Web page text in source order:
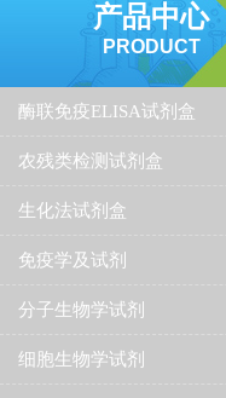
产品中心
PRODUCT
酶联免疫ELISA试剂盒
农残类检测试剂盒
生化法试剂盒
免疫学及试剂
分子生物学试剂
细胞生物学试剂